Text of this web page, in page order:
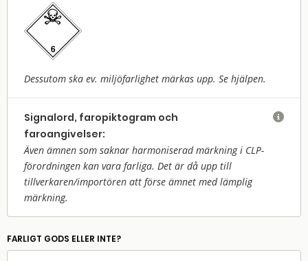
Dessutom ska ev. miljöfarlighet märkas upp. Se hjälpen.
Signalord, faropiktogram och
faroangivelser:
Även ämnen som saknar harmoniserad märkning i CLP-
förordningen kan vara farliga. Det är då upp till
tillverkaren/importören att förse ämnet med lämplig
märkning.

FARLIGT GODS ELLER INTE?